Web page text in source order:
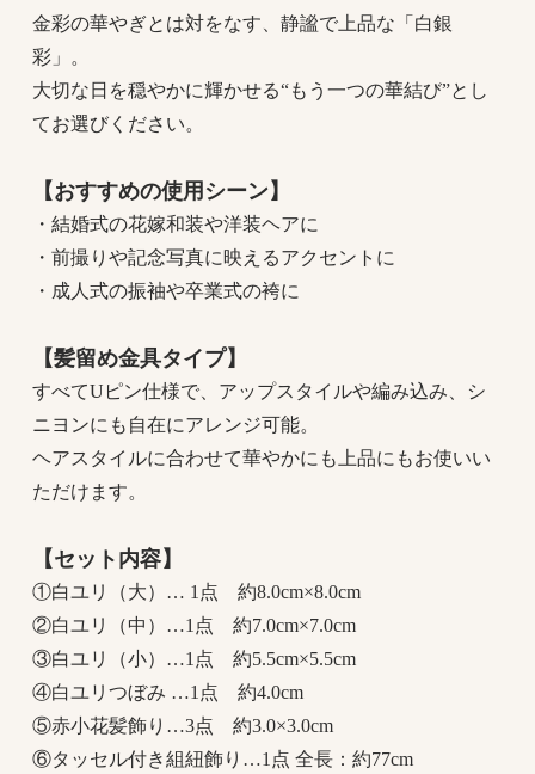
金彩の華やぎとは対をなす、静謐で上品な「白銀
彩」。
大切な日を穏やかに輝かせる“もう一つの華結び”とし
てお選びください。
【おすすめの使用シーン】
・結婚式の花嫁和装や洋装ヘアに
・前撮りや記念写真に映えるアクセントに
・成人式の振袖や卒業式の袴に
【髪留め金具タイプ】
すべてUピン仕様で、アップスタイルや編み込み、シ
ニヨンにも自在にアレンジ可能。
ヘアスタイルに合わせて華やかにも上品にもお使いい
ただけます。
【セット内容】
①白ユリ（大）… 1点 約8.0cm×8.0cm
②白ユリ（中）…1点 約7.0cm×7.0cm
③白ユリ（小）…1点 約5.5cm×5.5cm
④白ユリつぼみ …1点 約4.0cm
⑤赤小花髪飾り…3点 約3.0×3.0cm
⑥タッセル付き組紐飾り…1点 全長：約77cm